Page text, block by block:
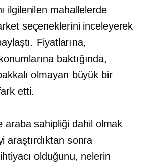
ilgilenilen mahallelerde
seçeneklerini inceleyerek
Fiyatlarına,
baktığında,
olmayan büyük bir
etti.
araba sahipliği dahil olmak
araştırdıktan sonra
olduğunu, nelerin